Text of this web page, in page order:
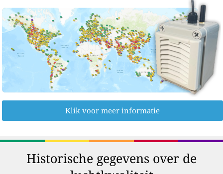
Klik voor meer informatie
Historische gegevens over de